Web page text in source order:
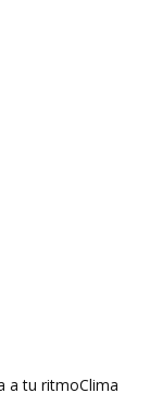
a tu ritmoClima